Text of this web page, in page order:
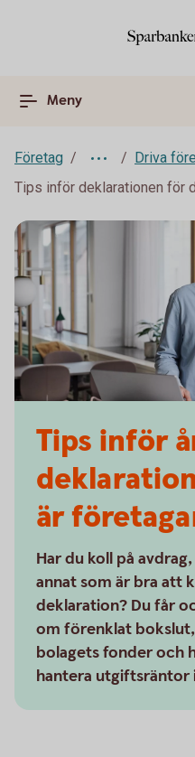
Meny
Företag
Driva
Tips inför deklarationen för
Tips inför
är
Har du koll på
annat som är bra att
deklaration? Du får
om förenklat
bolagets fonder och
hantera utgiftsräntor